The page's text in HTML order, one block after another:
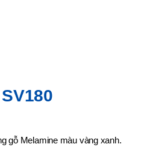
gỗ Melamine màu vàng xanh.